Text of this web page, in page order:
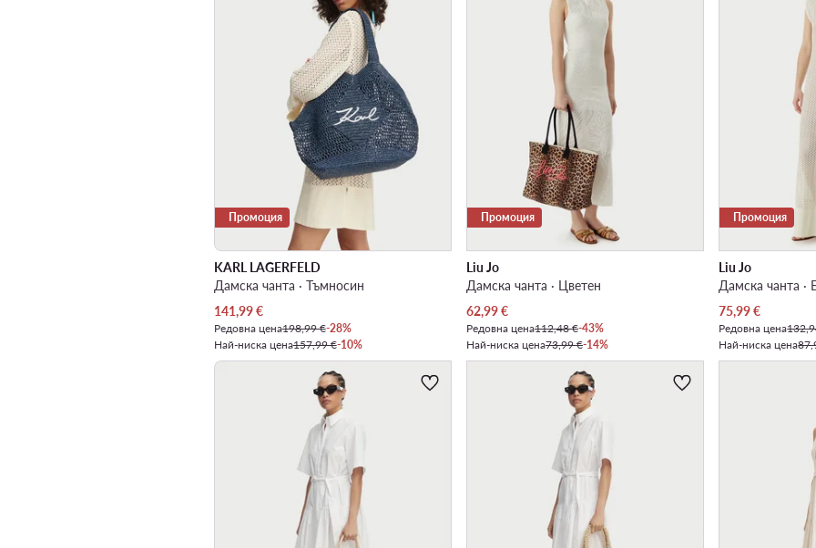
Промоция
KARL LAGERFELD
Дамска чанта · Тъмносин
Актуална цена
141,99€
Редовна цена198,99 €-28%
Най-ниска цена157,99 €-10%
Промоция
Liu Jo
Дамска чанта · Цветен
Актуална цена
62,99€
Редовна цена112,48 €-43%
Най-ниска цена73,99 €-14%
Промоция
Liu Jo
Дамска чанта ·
Актуална цена
75,99€
Редовна цена
Най-ниска цена